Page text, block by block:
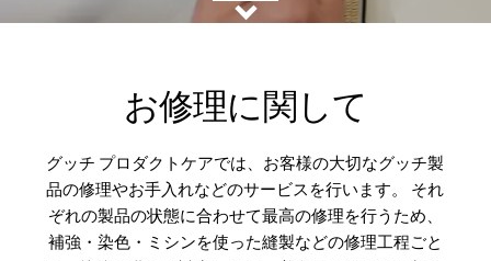
お修理に関して
グッチ プロダクトケアでは、お客様の大切なグッチ製
品の修理やお手入れなどのサービスを行います。 それ
ぞれの製品の状態に合わせて最高の修理を行うため、
補強・染色・ミシンを使った縫製などの修理工程ごと